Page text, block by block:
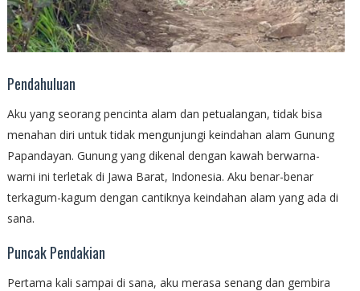
Pendahuluan
Aku yang seorang pencinta alam dan petualangan, tidak bisa
menahan diri untuk tidak mengunjungi keindahan alam Gunung
Papandayan. Gunung yang dikenal dengan kawah berwarna-
warni ini terletak di Jawa Barat, Indonesia. Aku benar-benar
terkagum-kagum dengan cantiknya keindahan alam yang ada di
sana.
Puncak Pendakian
Pertama kali sampai di sana, aku merasa senang dan gembira